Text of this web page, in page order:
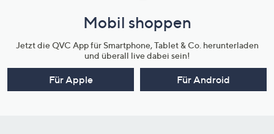
Mobil shoppen
Jetzt die QVC App für Smartphone, Tablet & Co. herunterladen
und überall live dabei sein!
Für Apple Für Android